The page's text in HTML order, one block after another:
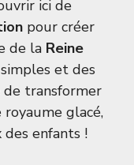
ici de
pour créer
de la Reine
et des
de transformer
glacé,
enfants !